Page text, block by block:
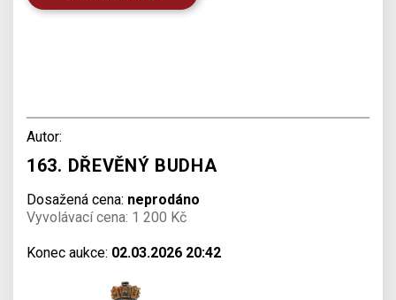
Autor:
163. DŘEVĚNÝ BUDHA
Dosažená cena: neprodáno
Vyvolávací cena: 1 200 Kč
Konec aukce: 02.03.2026 20:42